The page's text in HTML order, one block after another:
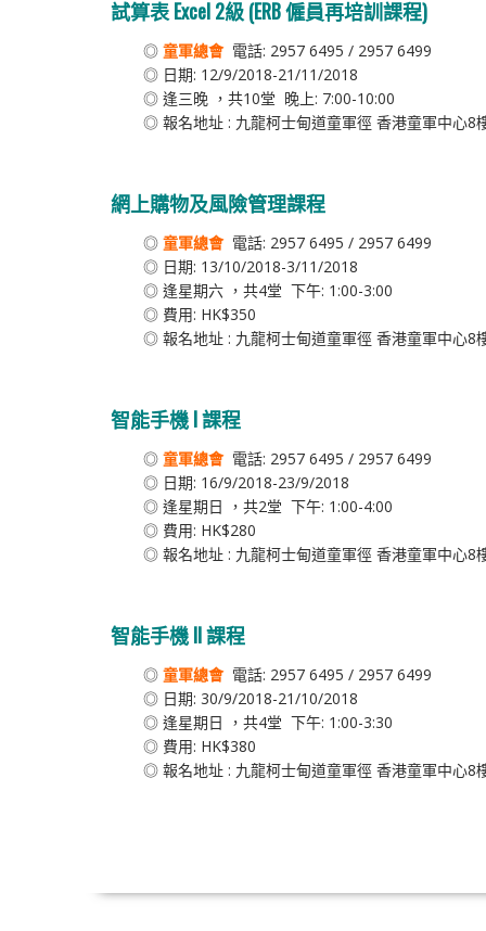
試算表 Excel 2級 (ERB 僱員再培訓課程)
◎ 童軍總會電話: 2957 6495 / 2957 6499
◎ 日期: 12/9/2018-21/11/2018
◎ 逢三晚 ，共10堂 晚上: 7:00-10:00
◎ 報名地址 : 九龍柯士甸道童軍徑 香港童軍中心8
網上購物及風險管理課程
◎ 童軍總會電話: 2957 6495 / 2957 6499
◎ 日期: 13/10/2018-3/11/2018
◎ 逢星期六 ，共4堂 下午: 1:00-3:00
◎ 費用: HK$350
◎ 報名地址 : 九龍柯士甸道童軍徑 香港童軍中心8
智能手機 I 課程
◎ 童軍總會電話: 2957 6495 / 2957 6499
◎ 日期: 16/9/2018-23/9/2018
◎ 逢星期日 ，共2堂 下午: 1:00-4:00
◎ 費用: HK$280
◎ 報名地址 : 九龍柯士甸道童軍徑 香港童軍中心8
智能手機 II 課程
◎ 童軍總會電話: 2957 6495 / 2957 6499
◎ 日期: 30/9/2018-21/10/2018
◎ 逢星期日 ，共4堂 下午: 1:00-3:30
◎ 費用: HK$380
◎ 報名地址 : 九龍柯士甸道童軍徑 香港童軍中心8